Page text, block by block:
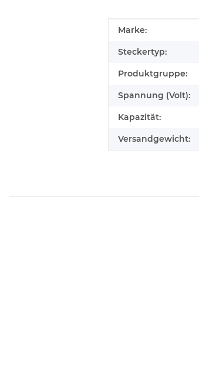
Produkteigenschaft
Wert
Marke:
Steckertyp:
Produktgruppe:
Spannung (Volt):
Kapazität:
Versandgewicht: